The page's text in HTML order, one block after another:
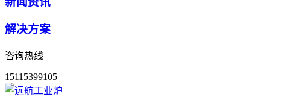
解决方案
咨询热线
15115399105